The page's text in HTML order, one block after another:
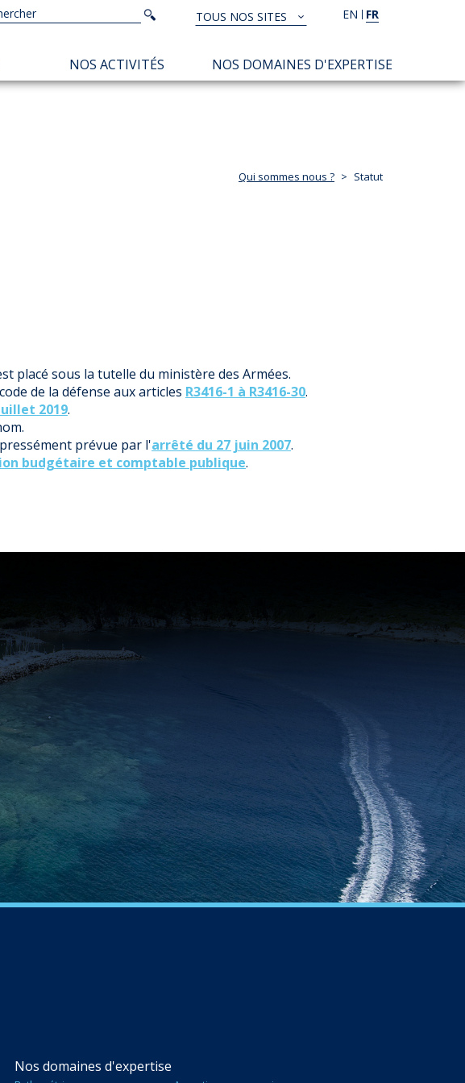
EN FR
TOUS
NOS
SITES
TOUS NOS SITES
Rechercher
Rechercher
NOS ACTIVITÉS NOS DOMAINES D'EXPERTISE
Qui sommes nous ? Statut
placé sous la tutelle du ministère des Armées.
de la défense aux articles R3416-1 à R3416-30.
2019.
prévue par l'arrêté du 27 juin 2007.
budgétaire et comptable publique.
Nos domaines d'expertise